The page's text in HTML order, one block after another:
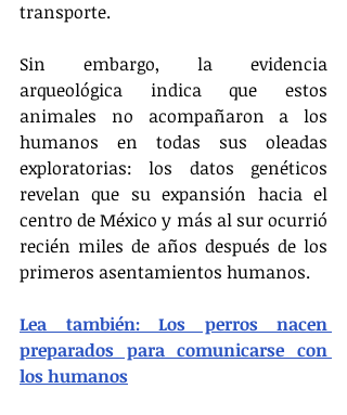
transporte.
Sin embargo, la evidencia
arqueológica indica que estos
animales no acompañaron a los
humanos en todas sus oleadas
exploratorias: los datos genéticos
revelan que su expansión hacia el
centro de México y más al sur ocurrió
recién miles de años después de los
primeros asentamientos humanos.
Lea también: Los perros nacen
preparados para comunicarse con
los humanos